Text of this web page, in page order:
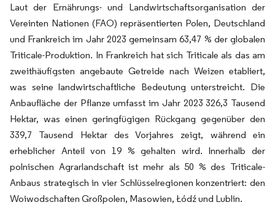
Laut der Ernährungs- und Landwirtschaftsorganisation der
Vereinten Nationen (FAO) repräsentierten Polen, Deutschland
und Frankreich im Jahr 2023 gemeinsam 63,47 % der globalen
Triticale-Produktion. In Frankreich hat sich Triticale als das am
zweithäufigsten angebaute Getreide nach Weizen etabliert,
was seine landwirtschaftliche Bedeutung unterstreicht. Die
Anbaufläche der Pflanze umfasst im Jahr 2023 326,3 Tausend
Hektar, was einen geringfügigen Rückgang gegenüber den
339,7 Tausend Hektar des Vorjahres zeigt, während ein
erheblicher Anteil von 19 % gehalten wird. Innerhalb der
polnischen Agrarlandschaft ist mehr als 50 % des Triticale-
Anbaus strategisch in vier Schlüsselregionen konzentriert: den
Woiwodschaften Großpolen, Masowien, Łódź und Lublin.